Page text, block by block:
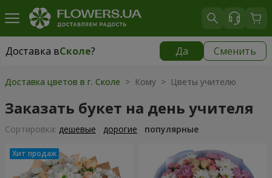
Доставка вСколе? Да Сменить
Доставка вСколе|
Доставка цветов в г. Сколе > Кому > Цветы учителю
Заказать букет на день учителя
Cортировка: дешевые дорогие популярные